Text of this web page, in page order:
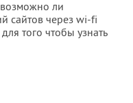
возможно ли
сайтов через wi-fi
того чтобы узнать